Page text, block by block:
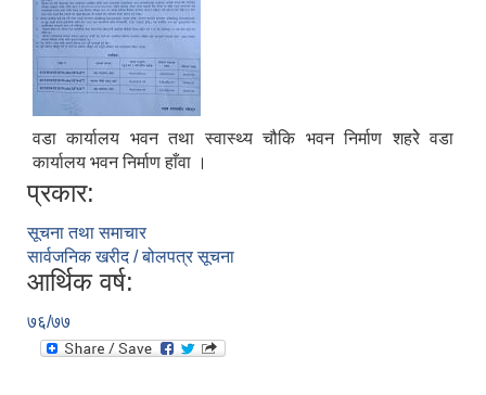
वडा कार्यालय भवन तथा स्वास्थ्य चौकि भवन निर्माण शहरेे वडा
कार्यालय भवन निर्माण हाँवा ।
प्रकार:
सूचना तथा समाचार
सार्वजनिक खरीद / बोलपत्र सूचना
आर्थिक वर्ष:
७६/७७